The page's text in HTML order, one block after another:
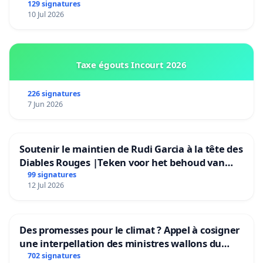
santé de nos enfants, qui pèsent également sur les
parents et l’ensemble du personnel enseignant.
Nous nous opposons fermement à la mise en péril de la
santé de nos jeunes, porteurs de masques à la journée,
devant subir ces mesures insensées et se retrouvant
inutilement affaiblis physiquement et/ou mentalement,
lorsque leur corps devrait être au plus fort de sa forme.
psychique de nos enfants, nous, signataires de cette
pétition, vous exhortons à reconsidérer la décision
de rendre obligatoire le port du masque dans les
www.mslc.ch
Bruxelles)
129 signatures
10 Jul 2026
Taxe égouts Incourt 2026
226 signatures
7 Jun 2026
Soutenir le maintien de Rudi Garcia à la tête des
Diables Rouges |Teken voor het behoud van
Rudi Garcia als bondscoach
99 signatures
12 Jul 2026
Des promesses pour le climat ? Appel à cosigner
une interpellation des ministres wallons du
climat et de l’environnement.
702 signatures